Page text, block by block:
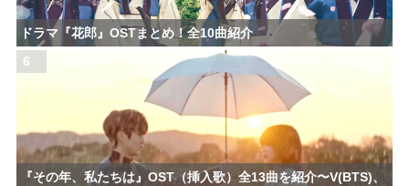
ドラマ『花郎』OSTまとめ！全10曲紹介
6
『その年、私たちは』OST（挿入歌）全13曲を紹介〜V(BTS)、